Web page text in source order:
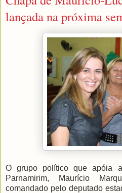
lançada na próxima
O grupo político que apóia
Parnamirim, Maurício
comandado pelo deputado